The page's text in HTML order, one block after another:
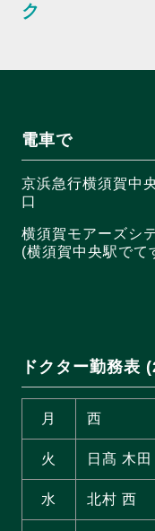
ク
電車で
京浜急行横須賀中
口
横須賀モアーズシ
(横須賀中央駅でて
ドクター勤務表
月 西
火 日髙 木田
水 北村 西